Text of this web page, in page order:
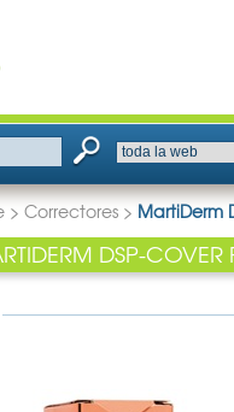
> Correctores > MartiDerm
DSP-COVER